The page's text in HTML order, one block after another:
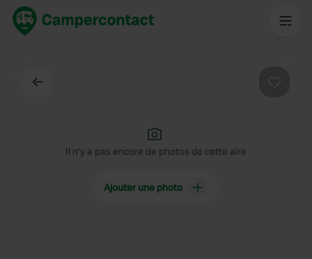
Il n'y a pas encore de photos de cette aire
Ajouter une photo